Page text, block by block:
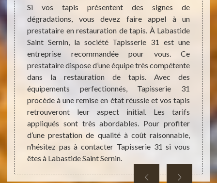
des
vous
31.
ce
de
de
Si vos tapis présentent des signes de
dégradations, vous devez faire appel à un
prestataire en restauration de tapis. À Labastide
Saint Sernin, la société Tapisserie 31 est une
entreprise recommandée pour vous. Ce
prestataire dispose d’une équipe très compétente
dans la restauration de tapis. Avec des
équipements perfectionnés, Tapisserie 31
procède à une remise en état réussie et vos tapis
retrouveront leur aspect initial. Les tarifs
appliqués sont très abordables. Pour profiter
d’une prestation de qualité à coût raisonnable,
n’hésitez pas à contacter Tapisserie 31 si vous
êtes à Labastide Saint Sernin.
Un
Des
sont
Des
en